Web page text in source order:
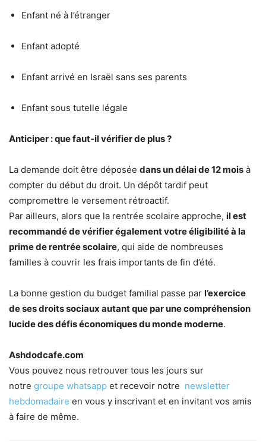
Enfant né à l’étranger
Enfant adopté
Enfant arrivé en Israël sans ses parents
Enfant sous tutelle légale
Anticiper : que faut-il vérifier de plus ?
La demande doit être déposée dans un délai de 12 mois à
compter du début du droit. Un dépôt tardif peut
compromettre le versement rétroactif.
Par ailleurs, alors que la rentrée scolaire approche, il est
recommandé de vérifier également votre éligibilité à la
prime de rentrée scolaire, qui aide de nombreuses
familles à couvrir les frais importants de fin d’été.
La bonne gestion du budget familial passe par l’exercice
de ses droits sociaux autant que par une compréhension
lucide des défis économiques du monde moderne.
Ashdodcafe.com
Vous pouvez nous retrouver tous les jours sur
notre groupe whatsapp et recevoir notre newsletter
hebdomadaire en vous y inscrivant et en invitant vos amis
à faire de même.